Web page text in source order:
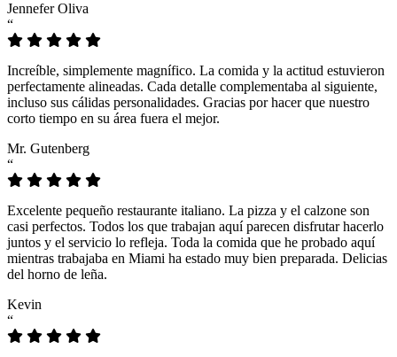
Jennefer Oliva
“
Increíble, simplemente magnífico. La comida y la actitud estuvieron
perfectamente alineadas. Cada detalle complementaba al siguiente,
incluso sus cálidas personalidades. Gracias por hacer que nuestro
corto tiempo en su área fuera el mejor.
Mr. Gutenberg
“
Excelente pequeño restaurante italiano. La pizza y el calzone son
casi perfectos. Todos los que trabajan aquí parecen disfrutar hacerlo
juntos y el servicio lo refleja. Toda la comida que he probado aquí
mientras trabajaba en Miami ha estado muy bien preparada. Delicias
del horno de leña.
Kevin
“